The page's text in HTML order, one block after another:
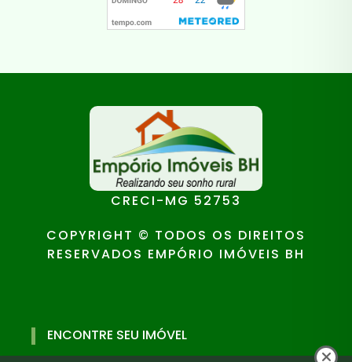
CRECI-MG 52753
COPYRIGHT © TODOS OS DIREITOS
RESERVADOS EMPÓRIO IMÓVEIS BH
ENCONTRE SEU IMÓVEL